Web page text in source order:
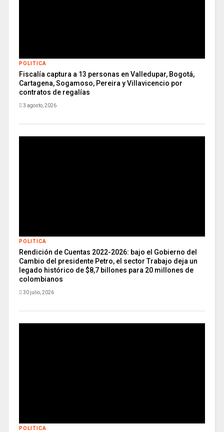
POLITICA
Fiscalía captura a 13 personas en Valledupar, Bogotá,
Cartagena, Sogamoso, Pereira y Villavicencio por
contratos de regalías
3 agosto, 2026
POLITICA
Rendición de Cuentas 2022-2026: bajo el Gobierno del
Cambio del presidente Petro, el sector Trabajo deja un
legado histórico de $8,7 billones para 20 millones de
colombianos
30 julio, 2026
POLITICA